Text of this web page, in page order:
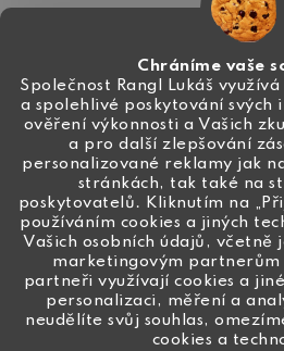
Chráníme vaše
Společnost Rangl Lukáš
a spolehlivé poskytování svých
ověření výkonnosti a Vašich
a pro další zlepšování
personalizované reklamy jak
stránkách, tak také na
poskytovatelů. Kliknutím na
používáním cookies a jiných
Vašich osobních údajů, včetně
marketingovým partnerům
partneři využívají cookies a
personalizaci, měření a
neudělíte svůj souhlas,
cookies a
info@ceske-koralky.cz
+420 774 444 191